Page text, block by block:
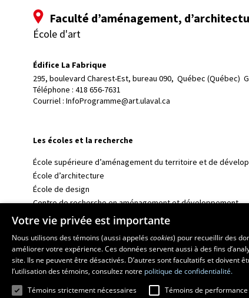
Faculté d’aménagement,
École d'art
Édifice La Fabrique
295, boulevard Charest-Est, bureau 090, Québec (Québec)
Téléphone : 418 656-7631
Courriel : InfoProgramme@art.ulaval.ca
Les écoles et la recherche
École supérieure d’aménagement du territoire et de
École d’architecture
École de design
Centre de recherche en aménagement et développement
Votre vie privée est importante
Nous utilisons des témoins (aussi appeléscookies) pour recueillir des
améliorer votre expérience. Ces données servent aussi à des fins
site. Ils ne peuvent être désactivés. D’autres sont facultatifs et doivent
l’utilisation des témoins, consultez notre politique de confidentialité.
Témoins strictement nécessaires
Témoins de performance